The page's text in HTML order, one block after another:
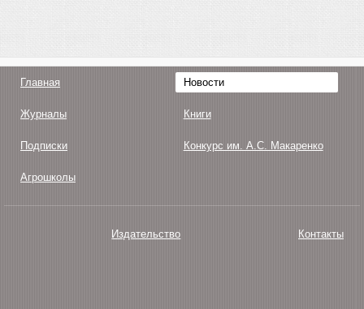
Главная Новости
Журналы Книги
Подписки Конкурс им. А.С. Макаренко
Агрошколы
Издательство Контакты